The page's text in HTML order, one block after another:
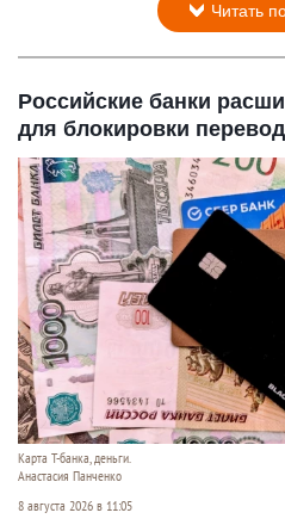
Читать
Российские банки
для блокировки
Карта Т-банка, деньги.
Анастасия Панченко
8 августа 2026 в 11:05